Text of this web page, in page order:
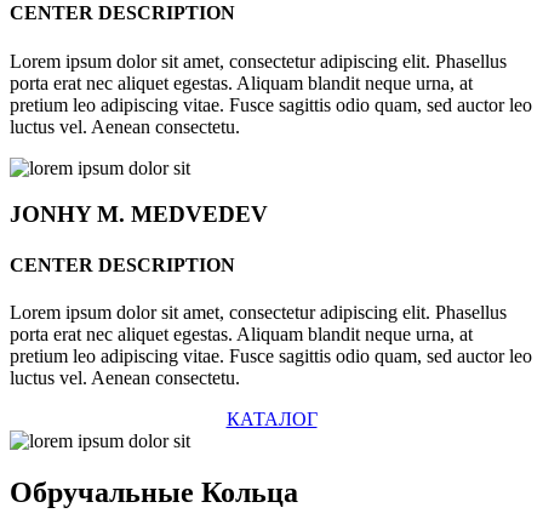
CENTER DESCRIPTION
Lorem ipsum dolor sit amet, consectetur adipiscing elit. Phasellus
porta erat nec aliquet egestas. Aliquam blandit neque urna, at
pretium leo adipiscing vitae. Fusce sagittis odio quam, sed auctor leo
luctus vel. Aenean consectetu.
JONHYM. MEDVEDEV
CENTER DESCRIPTION
Lorem ipsum dolor sit amet, consectetur adipiscing elit. Phasellus
porta erat nec aliquet egestas. Aliquam blandit neque urna, at
pretium leo adipiscing vitae. Fusce sagittis odio quam, sed auctor leo
luctus vel. Aenean consectetu.
КАТАЛОГ
Обручальные Кольца